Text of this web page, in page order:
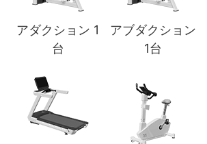
アダクション 1
台
アブダクション
1台